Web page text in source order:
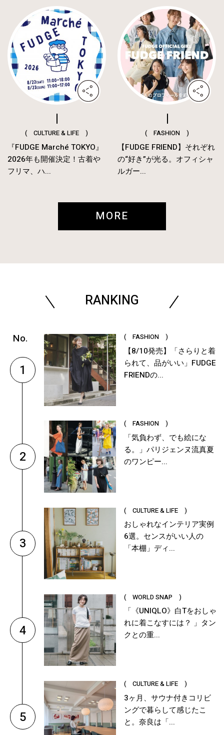
( CULTURE & LIFE )
『FUDGE Marché TOKYO』
2026年も開催決定！古着や
フリマ、ハ...
( FASHION )
【FUDGE FRIEND】それぞれ
の“好き”が光る。オフィシャ
ルガー...
MORE
RANKING
1
( FASHION )
【8/10発売】「さらりと着
られて、品がいい」FUDGE
FRIENDの...
2
( FASHION )
「気負わず、でも絵にな
る。」パリジェンヌ流真夏
のワンピー...
3
( CULTURE & LIFE )
おしゃれなインテリア実例
6選。センスがいい人の
「本棚」ディ...
4
( WORLD SNAP )
「《UNIQLO》白Tをおしゃ
れに着こなすには？ 」タン
クとの重...
5
( CULTURE & LIFE )
3ヶ月、サウナ付きコリビ
ングで暮らして感じたこ
と。奈良は「...